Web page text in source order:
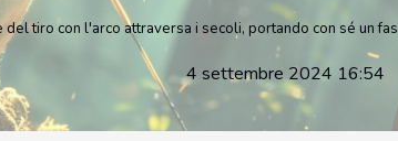
La pesca sportiva, con i suoi ritmi meditativi e la sfida di
4 settembre 2024 16:54